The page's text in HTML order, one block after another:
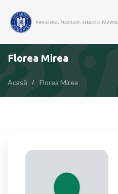
Florea Mirea
Acasă Florea Mirea